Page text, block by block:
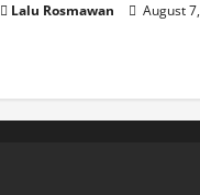
Lalu Rosmawan August